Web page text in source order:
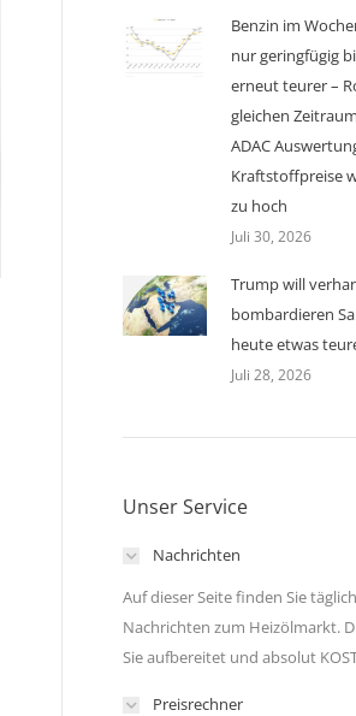
Benzin im
nur geringfügig
erneut teurer –
gleichen
ADAC
Kraftstoffpreise
zu hoch
Juli 30, 2026
Trump will
bombardieren
heute etwas
Juli 28, 2026
Unser Service
Nachrichten
Auf dieser Seite finden Sie
Nachrichten zum Heizölmarkt.
Sie aufbereitet und absolut
Preisrechner